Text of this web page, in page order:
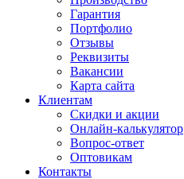
Гарантия
Портфолио
Отзывы
Реквизиты
Вакансии
Карта сайта
Клиентам
Скидки и акции
Онлайн-калькулятор
Вопрос-ответ
Оптовикам
Контакты